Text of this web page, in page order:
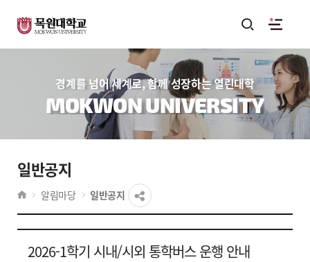
경계를 넘어 세계로, 함께 성장하는 열린대학
MOKWON UNIVERSITY
일반공지
알림마당 일반공지
2026-1학기 시내/시외 통학버스 운행 안내